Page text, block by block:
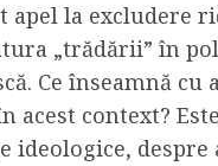
apel la excludere
„trădării” în
Ce înseamnă cu
acest context?
ideologice, despre